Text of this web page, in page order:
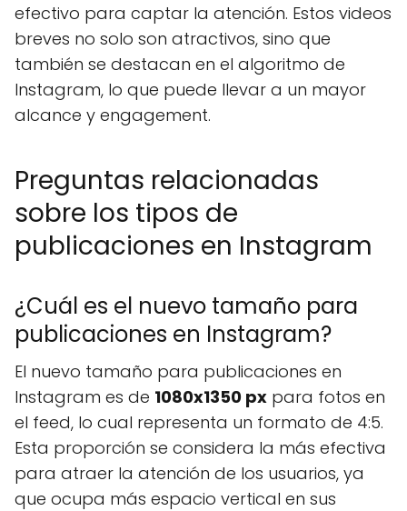
efectivo para captar la atención. Estos videos
breves no solo son atractivos, sino que
también se destacan en el algoritmo de
Instagram, lo que puede llevar a un mayor
alcance y engagement.
Preguntas relacionadas
sobre los tipos de
publicaciones en Instagram
¿Cuál es el nuevo tamaño para
publicaciones en Instagram?
El nuevo tamaño para publicaciones en
Instagram es de 1080x1350 px para fotos en
el feed, lo cual representa un formato de 4:5.
Esta proporción se considera la más efectiva
para atraer la atención de los usuarios, ya
que ocupa más espacio vertical en sus